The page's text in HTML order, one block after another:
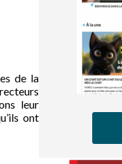
de la
leur
ont